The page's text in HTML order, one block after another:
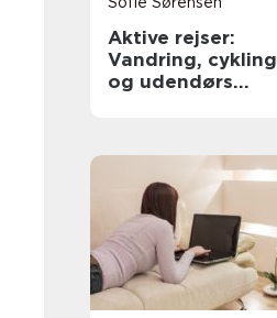
Aktive rejser:
Vandring, cykling
og udendørs